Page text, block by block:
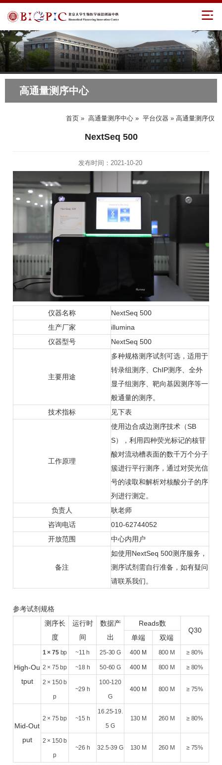
高通量测序中心
首页 » 高通量测序中心 » 平台仪器 » 高通量测序仪
NextSeq 500
发布时间：2021-10-20
仪器名称
NextSeq 500
生产厂家
illumina
仪器型号
NextSeq 500
主要用途
多种规格测序试剂可选，适用于
转录组测序、ChIP测序、全外
显子组测序、靶向基因测序等一
般通量的测序。
技术指标
见下表
工作原理
使用边合成边测序技术（SB
S），利用四种荧光标记的核苷
酸对流动槽表面的数千万个分子
簇进行平行测序，通过对荧光信
号的读取和解析对核酸分子的序
列进行测定。
负责人
耿老师
咨询电话
010-62744052
开放范围
中心内用户
备注
如使用NextSeq 500测序服务，
测序试剂需自行准备，如有疑问
请联系我们。
参考试剂规格
测序长
度
运行时
间
数据产
出
Reads数
Q30
单端
双端
High-Ou
tput
1 × 75bp ~11 h 25-30 G 400 M 800 M ≥ 80%
2 × 75 bp ~18 h 50-60 G 400 M 800 M ≥ 80%
2 × 150 b
p
~29 h
100-120
G
400 M 800 M ≥ 75%
Mid-Out
put
2 × 75 bp ~15 h
16.25-19.
5 G
130 M 260 M ≥ 80%
2 × 150 b
p
~26 h 32.5-39 G 130 M 260 M ≥ 75%